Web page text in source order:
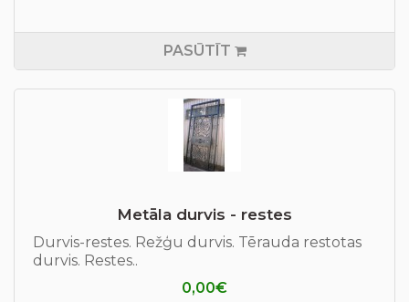
PASŪTĪT
Metāla durvis - restes
Durvis-restes. Režģu durvis. Tērauda restotas
durvis. Restes..
0,00€